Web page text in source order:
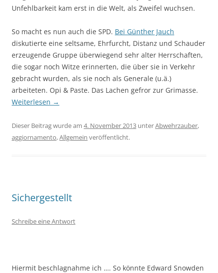
Unfehlbarkeit kam erst in die Welt, als Zweifel wuchsen.
So macht es nun auch die SPD. Bei Günther Jauch
diskutierte eine seltsame, Ehrfurcht, Distanz und Schauder
erzeugende Gruppe überwiegend sehr alter Herrschaften,
die sogar noch Witze erinnerten, die über sie in Verkehr
gebracht wurden, als sie noch als Generale (u.ä.)
arbeiteten. Opi & Paste. Das Lachen gefror zur Grimasse.
Weiterlesen →
Dieser Beitrag wurde am 4. November 2013 unterAbwehrzauber,
aggiornamento,Allgemein veröffentlicht.
Sichergestellt
Schreibe eine Antwort
Hiermit beschlagnahme ich …. So könnte Edward Snowden